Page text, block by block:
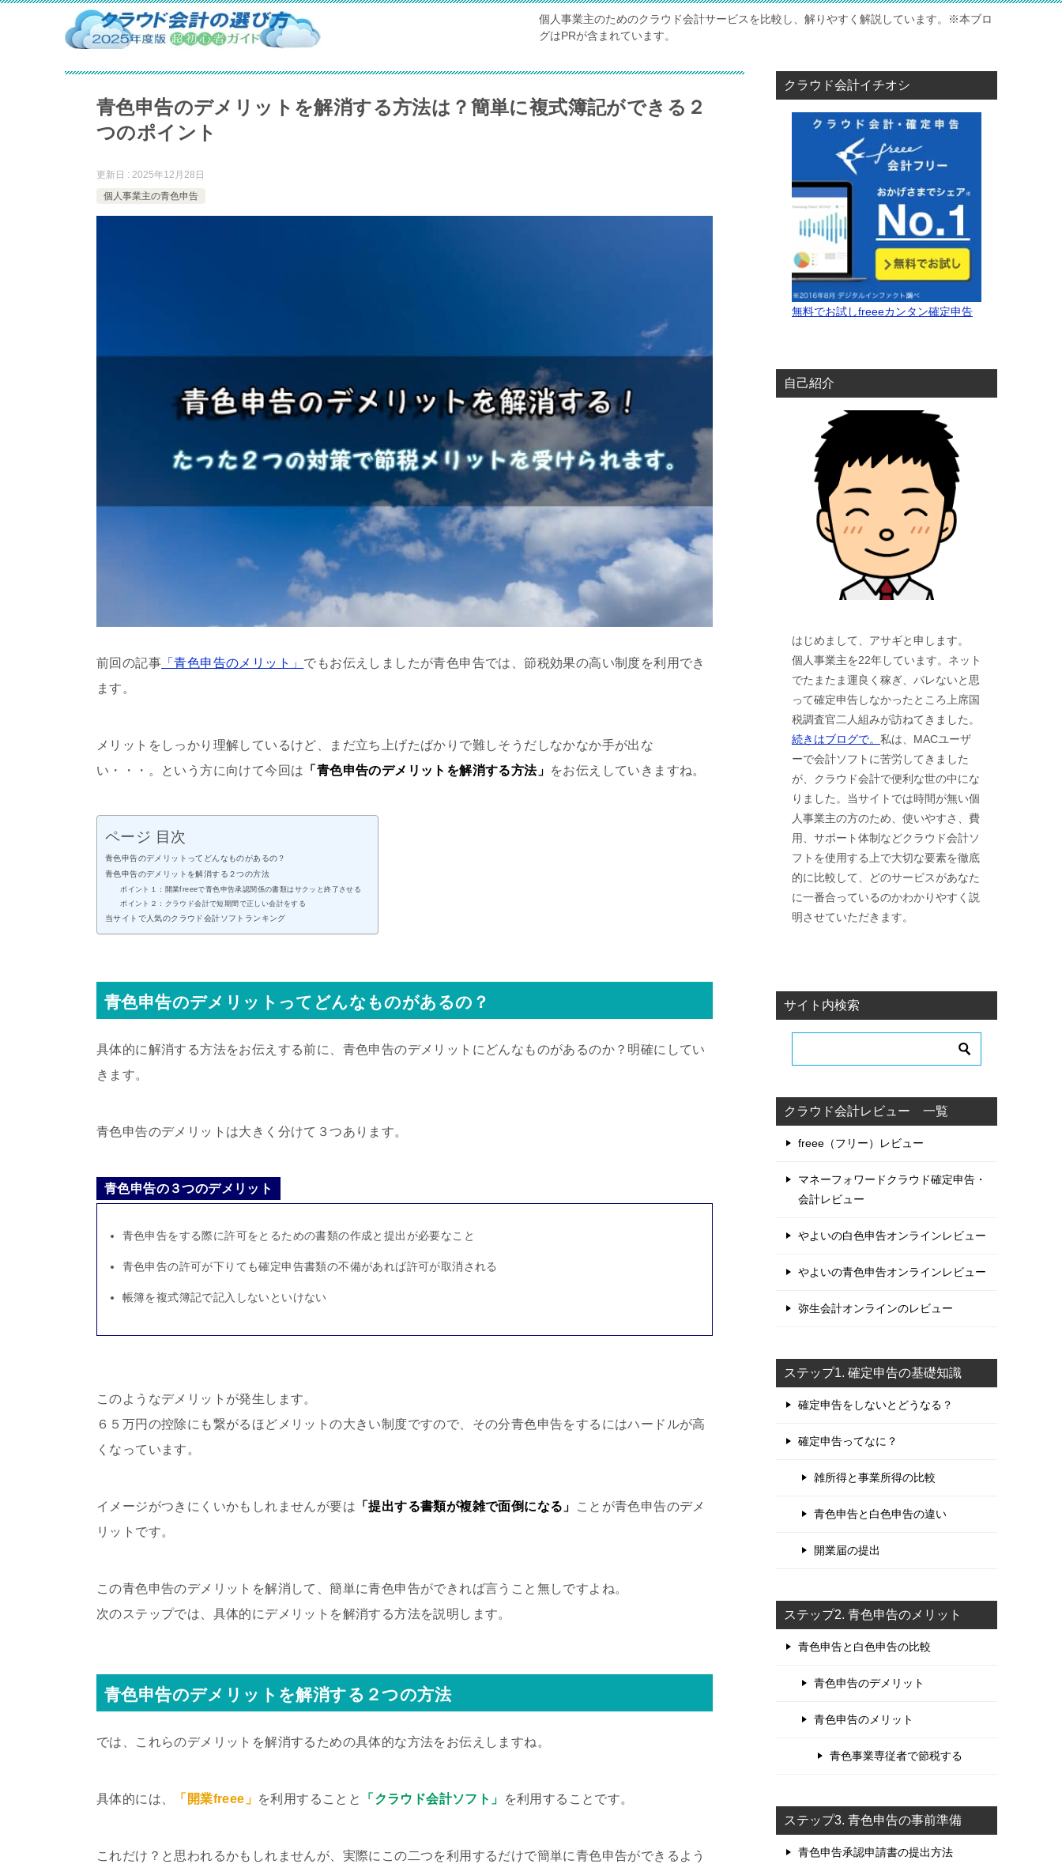
個人事業主のためのクラウド会計サービスを比較し、解りやすく解説しています。※本ブロ
グはPRが含まれています。
青色申告のデメリットを解消する方法は？簡単に複式簿記ができる２
つのポイント
更新日 : 2025年12月28日
個人事業主の青色申告
前回の記事 「青色申告のメリット」 でもお伝えしましたが青色申告では、節税効果の高い制度を利用でき
ます。
メリットをしっかり理解しているけど、まだ立ち上げたばかりで難しそうだしなかなか手が出な
い・・・。という方に向けて今回は 「青色申告のデメリットを解消する方法」 をお伝えしていきますね。
ページ 目次
青色申告のデメリットってどんなものがあるの？
青色申告のデメリットを解消する２つの方法
ポイント１：開業freeeで青色申告承認関係の書類はサクッと終了させる
ポイント２：クラウド会計で短期間で正しい会計をする
当サイトで人気のクラウド会計ソフトランキング
青色申告のデメリットってどんなものがあるの？
具体的に解消する方法をお伝えする前に、青色申告のデメリットにどんなものがあるのか？明確にしてい
きます。
青色申告のデメリットは大きく分けて３つあります。
青色申告の３つのデメリット
青色申告をする際に許可をとるための書類の作成と提出が必要なこと
青色申告の許可が下りても確定申告書類の不備があれば許可が取消される
帳簿を複式簿記で記入しないといけない
このようなデメリットが発生します。
６５万円の控除にも繋がるほどメリットの大きい制度ですので、その分青色申告をするにはハードルが高
くなっています。
イメージがつきにくいかもしれませんが要は 「提出する書類が複雑で面倒になる」
ことが青色申告のデメ
リットです。
この青色申告のデメリットを解消して、簡単に青色申告ができれば言うこと無しですよね。
次のステップでは、具体的にデメリットを解消する方法を説明します。
青色申告のデメリットを解消する２つの方法
では、これらのデメリットを解消するための具体的な方法をお伝えしますね。
具体的には、 「開業freee」 を利用することと 「クラウド会計ソフト」 を利用することです。
これだけ？と思われるかもしれませんが、 実際にこの二つを利用するだけで簡単に青色申告ができるよう
クラウド会計イチオシ
無料でお試しfreeeカンタン確定申告
自己紹介
はじめまして、アサギと申します。
個人事業主を22年しています。ネット
でたまたま運良く稼ぎ、バレないと思
って確定申告しなかったところ上席国
税調査官二人組みが訪ねてきました。
続きはブログで。 私は、MACユーザ
ーで会計ソフトに苦労してきました
が、クラウド会計で便利な世の中にな
りました。当サイトでは時間が無い個
人事業主の方のため、使いやすさ、費
用、サポート体制などクラウド会計ソ
フトを使用する上で大切な要素を徹底
的に比較して、どのサービスがあなた
に一番合っているのかわかりやすく説
明させていただきます。
サイト内検索
クラウド会計レビュー 一覧
freee（フリー）レビュー
マネーフォワードクラウド確定申告・
会計レビュー
やよいの白色申告オンラインレビュー
やよいの青色申告オンラインレビュー
弥生会計オンラインのレビュー
ステップ1. 確定申告の基礎知識
確定申告をしないとどうなる？
確定申告ってなに？
雑所得と事業所得の比較
青色申告と白色申告の違い
開業届の提出
ステップ2. 青色申告のメリット
青色申告と白色申告の比較
青色申告のデメリット
青色申告のメリット
青色事業専従者で節税する
ステップ3. 青色申告の事前準備
青色申告承認申請書の提出方法